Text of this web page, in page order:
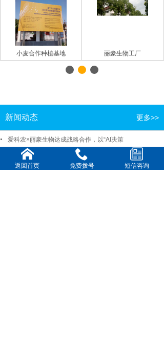
小麦合作种植基地 丽豪生物工厂
新闻动态 更多>>
爱科农×丽豪生物达成战略合作，以“AI决策
告别“化肥农药依赖”！丽豪生物五大解决方
告别“肥、病、虫”老三样？这款花生“活体
返回首页 免费拨号 短信咨询